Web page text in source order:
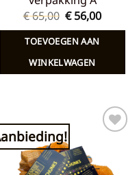
€65,00
prijs
was:
€ 65,00.
€56,00
TOEVOEGEN AAN
WINKELWAGEN
Toevoegen
aan
verlanglijst